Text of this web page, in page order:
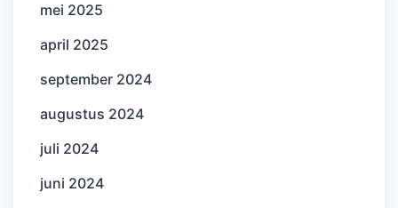
mei 2025
april 2025
september 2024
augustus 2024
juli 2024
juni 2024